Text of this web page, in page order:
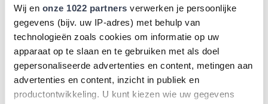
Wij en onze 1022 partners verwerken je persoonlijke
gegevens (bijv. uw IP-adres) met behulp van
technologieën zoals cookies om informatie op uw
apparaat op te slaan en te gebruiken met als doel
gepersonaliseerde advertenties en content, metingen aan
advertenties en content, inzicht in publiek en
productontwikkeling. U kunt kiezen wie uw gegevens
Naam Aanbieder Doel
.AspNetCore
.Antiforgery.
#
www.compe
tence.org
Helpt Cross-Site
Request Forgery
(CSRF) -aanvallen te
voorkomen.
.AspNetCore
.Mvc.Cookie
TempDataPr
www.compe
tence.org
Houdt de sessiestatus
van de bezoeker over
paginavragen bij.